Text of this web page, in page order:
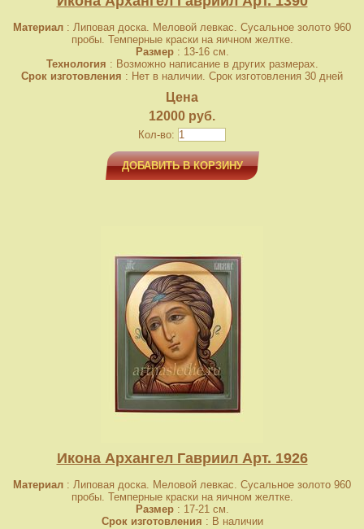
Материал : Липовая доска. Меловой левкас. Сусальное золото 960
пробы. Темперные краски на яичном желтке.
Размер: 13-16 см.
Технология : Возможно написание в других размерах.
Срок изготовления : Нет в наличии. Срок изготовления 30 дней
Цена
12000 руб.
Кол-во:
ДОБАВИТЬ В КОРЗИНУ
Икона Архангел Гавриил Арт. 1926
Материал : Липовая доска. Меловой левкас. Сусальное золото 960
пробы. Темперные краски на яичном желтке.
Размер: 17-21 см.
Срок изготовления : В наличии